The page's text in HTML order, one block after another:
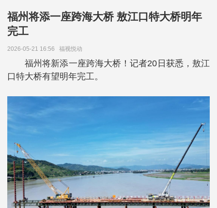
福州将添一座跨海大桥 敖江口特大桥明年
完工
2026-05-21 16:56 福视悦动
福州将新添一座跨海大桥！记者20日获悉，敖江
口特大桥有望明年完工。